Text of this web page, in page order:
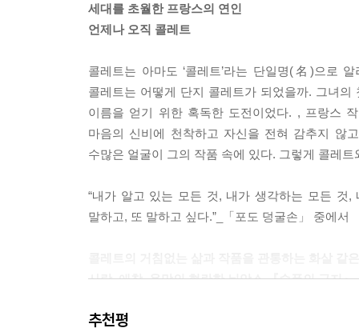
한 휴식을 취해….”
--- p.27
드레스 자락을 물들인 물오른 풀잎을 밟으며 마냥
때, 너도 알지, 그 탐스러운 들장미 말이야, 내 눈
발톱 없는 꽃들을 주었지…. 넌 내게 발톱 없는 꽃
끌었지…. 넌 내게 화단의 수레국화를 한 아름 따
주었고 허기진 내 손이 허겁지겁 먹는 모습에 웃
이루 말할 수 없는 기쁨에 취해 소름이 돋았어, 봄
--- p.35
하게 자신을 감춘 여자는 일상의 눈속임과 하루
세대를 초월한 프랑스의 연인
언제나 오직 콜레트
콜레트는 아마도 ‘콜레트’라는 단일명(名)으로
콜레트는 어떻게 단지 콜레트가 되었을까. 그녀의
이름을 얻기 위한 혹독한 도전이었다. , 프랑스
마음의 신비에 천착하고 자신을 전혀 감추지 않
수많은 얼굴이 그의 작품 속에 있다. 그렇게 콜레
“내가 알고 있는 모든 것, 내가 생각하는 모든 것
말하고, 또 말하고 싶다.”_「포도 덩굴손」 중에서
사랑, 애착, 욕망의 현란한 뉘앙스 『슬픔의 긍지』
이 작품은 현대 프랑스 문학에서 가장 매혹적인
추천평